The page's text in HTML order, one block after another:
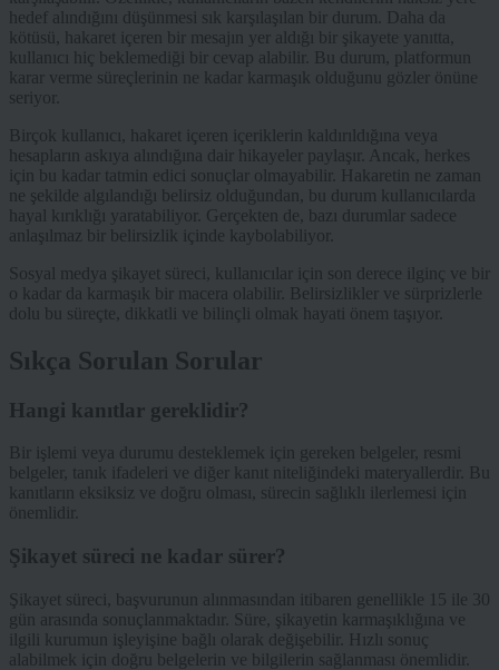
hedef alındığını düşünmesi sık karşılaşılan bir durum. Daha da
kötüsü, hakaret içeren bir mesajın yer aldığı bir şikayete yanıtta,
kullanıcı hiç beklemediği bir cevap alabilir. Bu durum, platformun
karar verme süreçlerinin ne kadar karmaşık olduğunu gözler önüne
seriyor.
Birçok kullanıcı, hakaret içeren içeriklerin kaldırıldığına veya
hesapların askıya alındığına dair hikayeler paylaşır. Ancak, herkes
için bu kadar tatmin edici sonuçlar olmayabilir. Hakaretin ne zaman
ne şekilde algılandığı belirsiz olduğundan, bu durum kullanıcılarda
hayal kırıklığı yaratabiliyor. Gerçekten de, bazı durumlar sadece
anlaşılmaz bir belirsizlik içinde kaybolabiliyor.
Sosyal medya şikayet süreci, kullanıcılar için son derece ilginç ve bir
o kadar da karmaşık bir macera olabilir. Belirsizlikler ve sürprizlerle
dolu bu süreçte, dikkatli ve bilinçli olmak hayati önem taşıyor.
Sıkça Sorulan Sorular
Hangi kanıtlar gereklidir?
Bir işlemi veya durumu desteklemek için gereken belgeler, resmi
belgeler, tanık ifadeleri ve diğer kanıt niteliğindeki materyallerdir. Bu
kanıtların eksiksiz ve doğru olması, sürecin sağlıklı ilerlemesi için
önemlidir.
Şikayet süreci ne kadar sürer?
Şikayet süreci, başvurunun alınmasından itibaren genellikle 15 ile 30
gün arasında sonuçlanmaktadır. Süre, şikayetin karmaşıklığına ve
ilgili kurumun işleyişine bağlı olarak değişebilir. Hızlı sonuç
alabilmek için doğru belgelerin ve bilgilerin sağlanması önemlidir.